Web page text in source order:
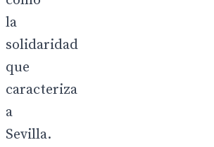
la
solidaridad
que
caracteriza
a
Sevilla.